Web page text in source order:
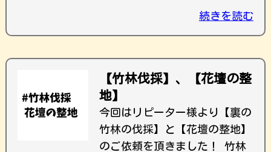
続きを読む
【竹林伐採】、【花壇の整
地】
今回はリピーター様より【裏の
竹林の伐採】と【花壇の整地】
のご依頼を頂きました！ 竹林